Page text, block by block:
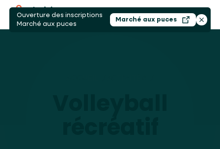
Ouverture des inscriptions
Marché aux puces
Marché aux pucesOuvrir dans un